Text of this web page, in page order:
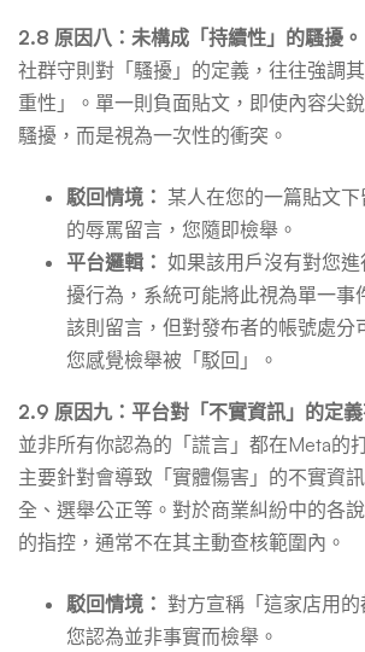
2.8 原因八：未構成「持續性」的騷擾。
社群守則對「騷擾」的定義，往往強調
重性」。單一則負面貼文，即使內容尖
騷擾，而是視為一次性的衝突。
駁回情境： 某人在您的一篇貼文
的辱罵留言，您隨即檢舉。
平台邏輯： 如果該用戶沒有對您
擾行為，系統可能將此視為單一事
該則留言，但對發布者的帳號處分
您感覺檢舉被「駁回」。
2.9 原因九：平台對「不實資訊」的定義
並非所有你認為的「謊言」都在Meta的
主要針對會導致「實體傷害」的不實資
全、選舉公正等。對於商業糾紛中的各
的指控，通常不在其主動查核範圍內。
駁回情境： 對方宣稱「這家店用的
您認為並非事實而檢舉。